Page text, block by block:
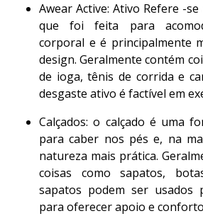
Awear Active: Ativo Refere -
que foi feita para
corporal e é principalmente
design. Geralmente contém
de ioga, tênis de corrida e
desgaste ativo é factível em
Calçados: o calçado é uma
para caber nos pés e, na
natureza mais prática.
coisas como sapatos,
sapatos podem ser usados
para oferecer apoio e